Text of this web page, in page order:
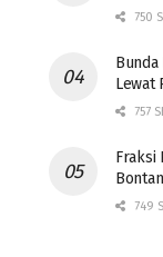
750
Lewat
757
Fraksi
749